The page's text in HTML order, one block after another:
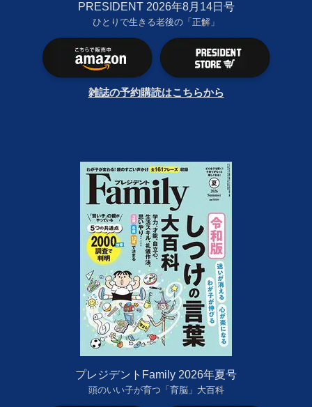
PRESIDENT 2026年8月14日号
ひとりで生きる老後の「正解」
雑誌の予約購読はこちらから
プレジデントFamily 2026年夏号
頭のいい子が育つ「育脳」大百科